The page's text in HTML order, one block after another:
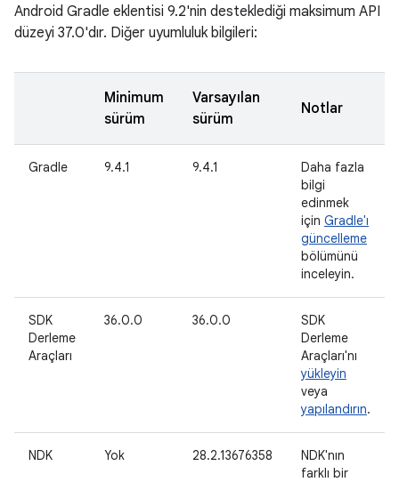
Android Gradle eklentisi 9.2'nin desteklediği maksimum API
düzeyi 37.0'dır. Diğer uyumluluk bilgileri:
Minimum
sürüm
Varsayılan
sürüm
Notlar
Gradle 9.4.1 9.4.1
Daha fazla
bilgi
edinmek
için Gradle'ı
güncelleme
bölümünü
inceleyin.
SDK
Derleme
Araçları
36.0.0 36.0.0
SDK
Derleme
Araçları'nı
yükleyin
veya
yapılandırın.
NDK Yok 28.2.13676358
NDK'nın
farklı bir